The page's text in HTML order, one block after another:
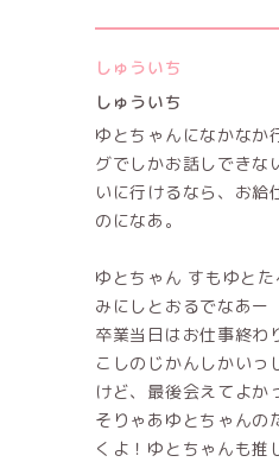
しゅういち
しゅういち
ゆとちゃんになかなか
グでしかお話しできな
いに行けるなら、お給
のになあ。
ゆとちゃん すもゆと
みにしとおるでなあー
卒業当日はお仕事終わ
こしのじかんしかいっ
けど、最後会えてよか
そりゃあゆとちゃんの
くよ！ゆとちゃんも推